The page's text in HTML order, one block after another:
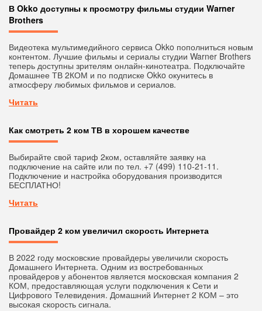
В Okko доступны к просмотру фильмы студии Warner
Brothers
Видеотека мультимедийного сервиса Okko пополниться новым
контентом. Лучшие фильмы и сериалы студии Warner Brothers
теперь доступны зрителям онлайн-кинотеатра. Подключайте
Домашнее ТВ 2КОМ и по подписке Okko окунитесь в
атмосферу любимых фильмов и сериалов.
Читать
Как смотреть 2 ком ТВ в хорошем качестве
Выбирайте свой тариф 2ком, оставляйте заявку на
подключение на сайте или по тел. +7 (499) 110-21-11.
Подключение и настройка оборудования производится
БЕСПЛАТНО!
Читать
Провайдер 2 ком увеличил скорость Интернета
В 2022 году московские провайдеры увеличили скорость
Домашнего Интернета. Одним из востребованных
провайдеров у абонентов является московская компания 2
КОМ, предоставляющая услуги подключения к Сети и
Цифрового Телевидения. Домашний Интернет 2 КОМ – это
высокая скорость сигнала.